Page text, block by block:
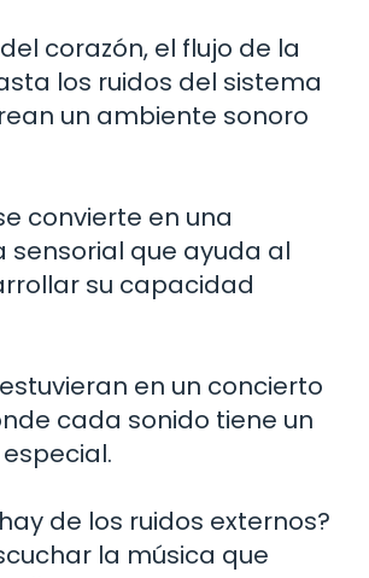
corazón, el flujo de la
los ruidos del sistema
un ambiente sonoro
convierte en una
sensorial que ayuda al
su capacidad
en un concierto
cada sonido tiene un
de los ruidos externos?
la música que